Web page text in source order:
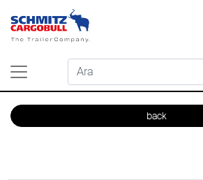
back